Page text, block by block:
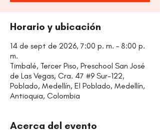
Horario y ubicación
14 de sept de 2026, 7:00 p. m. – 8:00 p.
m.
Timbalé, Tercer Piso, Preschool San José
de Las Vegas, Cra. 47 #9 Sur-122,
Poblado, Medellín, El Poblado, Medellín,
Antioquia, Colombia
Acerca del evento